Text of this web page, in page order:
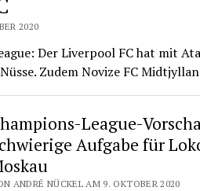
2020
Der Liverpool FC hat mit
Zudem Novize FC
League-
Aufgabe für
ANDRÉ NÜCKEL AM 9. OKTOBER 2020